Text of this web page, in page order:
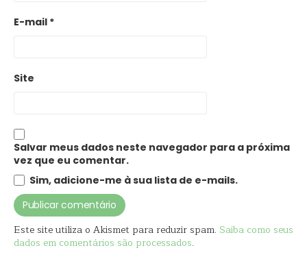
E-mail *
Site
Salvar meus dados neste navegador para a próxima
vez que eu comentar.
Sim, adicione-me à sua lista de e-mails.
Este site utiliza o Akismet para reduzir spam. Saiba como seus
dados em comentários são processados.